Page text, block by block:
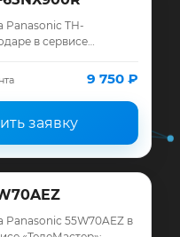
Panasonic TH-
в сервисе
ремонта, запчасти и
9 750 ₽
заявку
Panasonic 55W70AEZ в